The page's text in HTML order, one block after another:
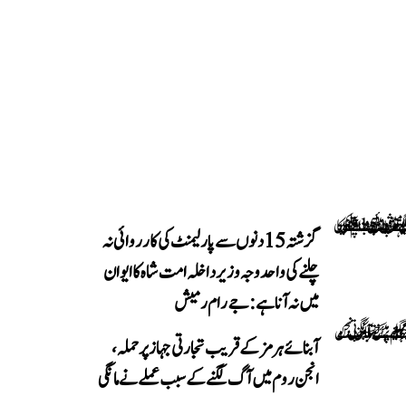
گزشتہ 15 دنوں سے پارلیمنٹ کی کارروائی نہ
چلنے کی واحد وجہ وزیر داخلہ امت شاہ کا ایوان
میں نہ آنا ہے: جے رام رمیش
آبنائے ہرمز کے قریب تجارتی جہاز پر حملہ،
انجن روم میں آگ لگنے کے سبب عملے نے مانگی